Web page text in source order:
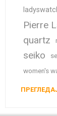
Pierre
quartz
seiko
women's